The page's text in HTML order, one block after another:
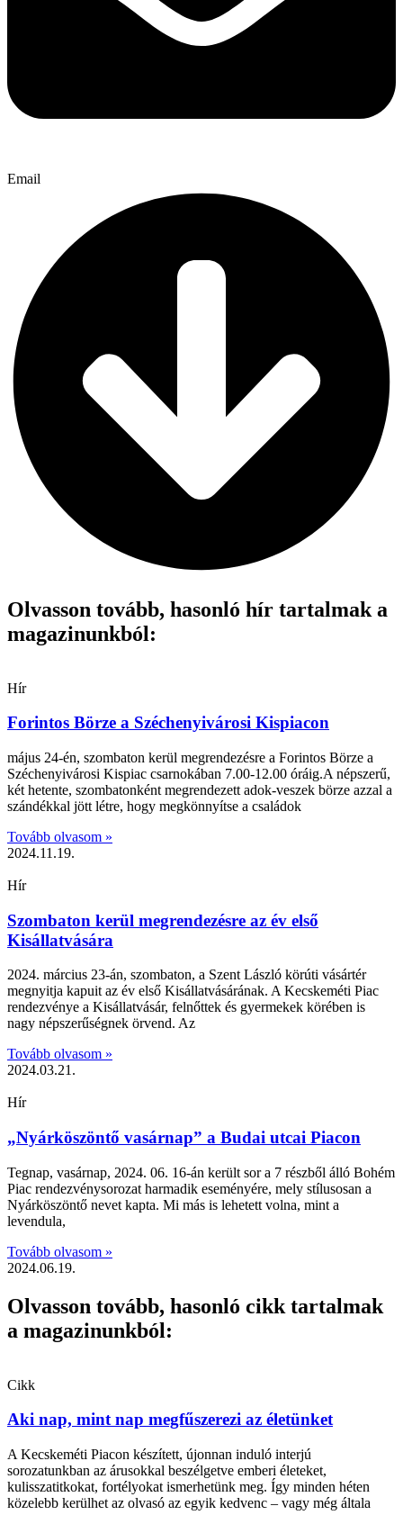
Email
Olvasson tovább, hasonló hír tartalmak a
magazinunkból:
Hír
Forintos Börze a Széchenyivárosi Kispiacon
május 24-én, szombaton kerül megrendezésre a Forintos Börze a
Széchenyivárosi Kispiac csarnokában 7.00-12.00 óráig.A népszerű,
két hetente, szombatonként megrendezett adok-veszek börze azzal a
szándékkal jött létre, hogy megkönnyítse a családok
Tovább olvasom »
2024.11.19.
Hír
Szombaton kerül megrendezésre az év első
Kisállatvására
2024. március 23-án, szombaton, a Szent László körúti vásártér
megnyitja kapuit az év első Kisállatvásárának. A Kecskeméti Piac
rendezvénye a Kisállatvásár, felnőttek és gyermekek körében is
nagy népszerűségnek örvend. Az
Tovább olvasom »
2024.03.21.
Hír
„Nyárköszöntő vasárnap” a Budai utcai Piacon
Tegnap, vasárnap, 2024. 06. 16-án került sor a 7 részből álló Bohém
Piac rendezvénysorozat harmadik eseményére, mely stílusosan a
Nyárköszöntő nevet kapta. Mi más is lehetett volna, mint a
levendula,
Tovább olvasom »
2024.06.19.
Olvasson tovább, hasonló cikk tartalmak
a magazinunkból:
Cikk
Aki nap, mint nap megfűszerezi az életünket
A Kecskeméti Piacon készített, újonnan induló interjú
sorozatunkban az árusokkal beszélgetve emberi életeket,
kulisszatitkokat, fortélyokat ismerhetünk meg. Így minden héten
közelebb kerülhet az olvasó az egyik kedvenc – vagy még általa